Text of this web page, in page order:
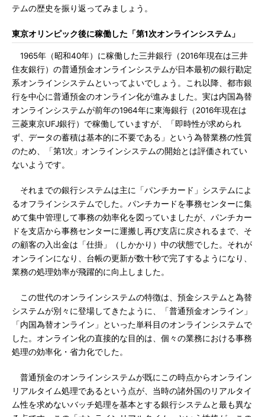
テムの歴史を振り返ってみましょう。
東京オリンピック後に稼働した「第1次オンラインシステム」
1965年（昭和40年）に稼働した三井銀行（2016年現在は三井
住友銀行）の普通預金オンラインシステムが日本最初の銀行勘定
系オンラインシステムといってよいでしょう。これ以降、都市銀
行を中心に普通預金のオンライン化が進みました。実は内国為替
オンラインシステムが前年の1964年に東海銀行（2016年現在は
三菱東京UFJ銀行）で稼働していますが、「即時性が求められ
ず、データの蓄積は基本的に不要である」という為替業務の性質
のため、「第1次」オンラインシステムの開始とは評価されてい
ないようです。
それまでの銀行システムは主に「パンチカード」システムによ
るオフラインシステムでした。パンチカードを事務センターに集
めて集中管理して事務の効率化を図っていましたが、パンチカー
ドを支店から事務センターに運搬し再び支店に戻されるまで、そ
の顧客の入出金は「仕掛」（しかかり）中の状態でした。それが
オンラインになり、台帳の更新が数十秒で完了するようになり、
業務の処理効率が飛躍的に向上しました。
この世代のオンラインシステムの特徴は、預金システムと為替
システムが別々に登場してきたように、「普通預金オンライン」
「内国為替オンライン」といった単科目のオンラインシステムで
した。オンライン化の直接的な目的は、個々の業務における事務
処理の効率化・省力化でした。
普通預金のオンラインシステムが既にこの時点からオンライン
リアルタイム処理であるという点が、当時の諸外国のリアルタイ
ム性を求めないバッチ処理を基本とする銀行システムと最も異な